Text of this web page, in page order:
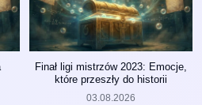
Finał ligi mistrzów 2023: Emocje,
które przeszły do historii
03.08.2026